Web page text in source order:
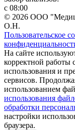
с 08:00
© 2026 ООО
О.Н.
Пользовательское
На сайте
корректной работы
использования и
сервисов.
использованием
использования
обработки
настройки
браузера.